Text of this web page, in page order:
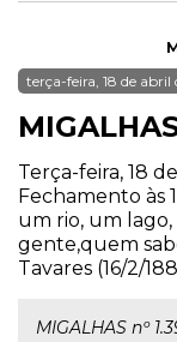
terça-feira, 18 de
Terça-feira, 18
Fechamento às
um rio, um lago,
gente,quem
Tavares (16/2/
MIGALHAS nº